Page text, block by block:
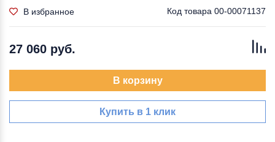
В избранное
Код товара 00-00071137
27 060 руб.
В корзину
Купить в 1 клик